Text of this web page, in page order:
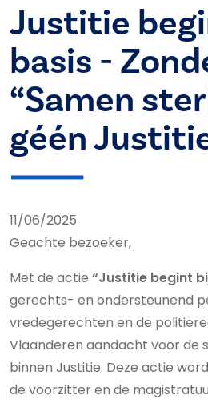
Justitie
basis -
“Samen
géén
11/06/2025
Geachte bezoeker,
Met de actie “Justitie begint
gerechts- en ondersteunend
vredegerechten en de
Vlaanderen aandacht voor de
binnen Justitie. Deze actie
de voorzitter en de